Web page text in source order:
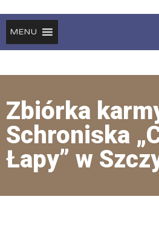
MENU
Zbiórka
Schroniska
Łapy” w